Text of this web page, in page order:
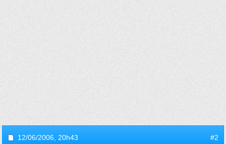
12/06/2006, 20h43 #2